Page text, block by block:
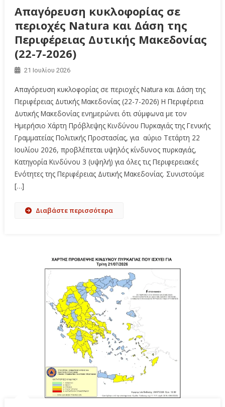
Απαγόρευση κυκλοφορίας σε
περιοχές Natura και Δάση της
Περιφέρειας Δυτικής Μακεδονίας
(22-7-2026)
21 Ιουλίου 2026
Απαγόρευση κυκλοφορίας σε περιοχές Natura και Δάση της
Περιφέρειας Δυτικής Μακεδονίας (22-7-2026) Η Περιφέρεια
Δυτικής Μακεδονίας ενημερώνει ότι σύμφωνα με τον
Ημερήσιο Χάρτη Πρόβλεψης Κινδύνου Πυρκαγιάς της Γενικής
Γραμματείας Πολιτικής Προστασίας, για αύριο Τετάρτη 22
Ιουλίου 2026, προβλέπεται υψηλός κίνδυνος πυρκαγιάς,
Κατηγορία Κινδύνου 3 (υψηλή) για όλες τις Περιφερειακές
Ενότητες της Περιφέρειας Δυτικής Μακεδονίας. Συνιστούμε
[…]
Διαβάστε περισσότερα